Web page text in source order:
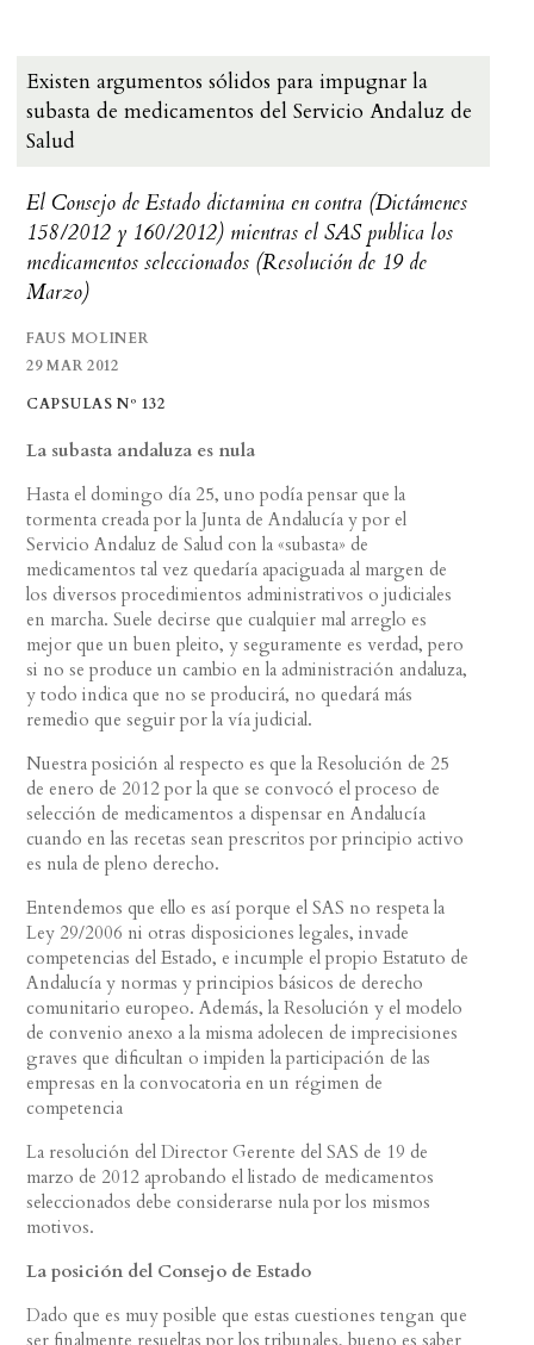
Existen argumentos sólidos para impugnar la
subasta de medicamentos del Servicio Andaluz de
Salud
El Consejo de Estado dictamina en contra (Dictámenes
158/2012 y 160/2012) mientras el SAS publica los
medicamentos seleccionados (Resolución de 19 de
Marzo)
FAUS MOLINER
29 MAR 2012
CAPSULAS Nº 132
La subasta andaluza es nula
Hasta el domingo día 25, uno podía pensar que la
tormenta creada por la Junta de Andalucía y por el
Servicio Andaluz de Salud con la «subasta» de
medicamentos tal vez quedaría apaciguada al margen de
los diversos procedimientos administrativos o judiciales
en marcha. Suele decirse que cualquier mal arreglo es
mejor que un buen pleito, y seguramente es verdad, pero
si no se produce un cambio en la administración andaluza,
y todo indica que no se producirá, no quedará más
remedio que seguir por la vía judicial.
Nuestra posición al respecto es que la Resolución de 25
de enero de 2012 por la que se convocó el proceso de
selección de medicamentos a dispensar en Andalucía
cuando en las recetas sean prescritos por principio activo
es nula de pleno derecho.
Entendemos que ello es así porque el SAS no respeta la
Ley 29/2006 ni otras disposiciones legales, invade
competencias del Estado, e incumple el propio Estatuto de
Andalucía y normas y principios básicos de derecho
comunitario europeo. Además, la Resolución y el modelo
de convenio anexo a la misma adolecen de imprecisiones
graves que dificultan o impiden la participación de las
empresas en la convocatoria en un régimen de
competencia
La resolución del Director Gerente del SAS de 19 de
marzo de 2012 aprobando el listado de medicamentos
seleccionados debe considerarse nula por los mismos
motivos.
La posición del Consejo de Estado
Dado que es muy posible que estas cuestiones tengan que
ser finalmente resueltas por los tribunales, bueno es saber